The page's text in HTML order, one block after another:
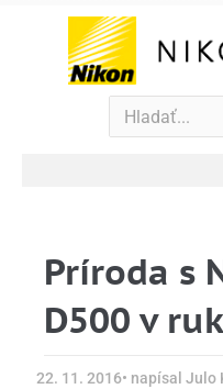
Príroda s
D500 v
22. 11. 2016• napísal Julo